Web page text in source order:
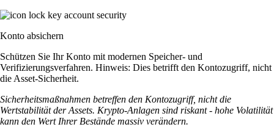
Konto absichern
Schützen Sie Ihr Konto mit modernen Speicher- und
Verifizierungsverfahren. Hinweis: Dies betrifft den Kontozugriff, nicht
die Asset-Sicherheit.
Sicherheitsmaßnahmen betreffen den Kontozugriff, nicht die
Wertstabilität der Assets. Krypto-Anlagen sind riskant - hohe Volatilität
kann den Wert Ihrer Bestände massiv verändern.